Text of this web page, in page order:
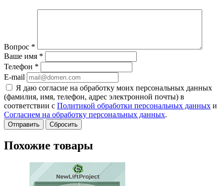
Вопрос *
Ваше имя *
Телефон *
E-mail
Я даю согласие на обработку моих персональных данных
(фамилия, имя, телефон, адрес электронной почты) в
соответствии с Политикой обработки персональных данных и
Согласием на обработку персональных данных.
Сбросить
Похожие товары